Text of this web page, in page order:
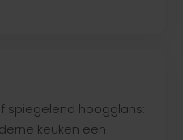
spiegelend hoogglans:
keuken een